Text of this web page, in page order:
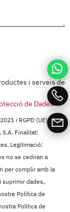
i serveis de
de Dades
i RGPD (UE)
S.A. Finalitat:
Legitimació:
no se cediran a
per complir amb la
suprimir dades,
Política de
Política de